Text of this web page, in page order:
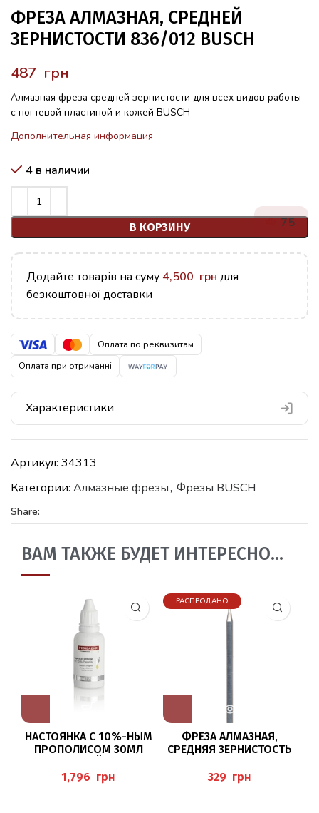
ФРЕЗА АЛМАЗНАЯ, СРЕДНЕЙ
ЗЕРНИСТОСТИ 836/012 BUSCH
грн
Алмазная фреза средней зернистости для всех видов работы
с ногтевой пластиной и кожей BUSCH
Дополнительная информация
4 в наличии
В КОРЗИНУ 75
Додайте товарів на суму 4,500 грн для
безкоштовної доставки
Оплата по реквизитам
Оплата при отриманні
Характеристики
Артикул: 34313
Категории: Алмазные фрезы, Фрезы BUSCH
Share:
ВАМ ТАКЖЕ БУДЕТ ИНТЕРЕСНО…
НАСТОЯНКА С 10%-НЫМ
ПРОПОЛИСОМ 30МЛ
PEDIBAEHR
грн
РАСПРОДАНО
ФРЕЗА АЛМАЗНАЯ,
СРЕДНЯЯ ЗЕРНИСТОСТЬ
грн